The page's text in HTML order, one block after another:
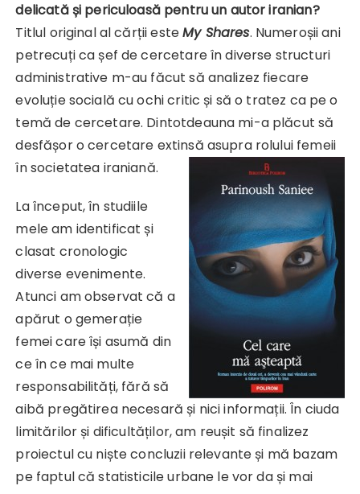
delicată și periculoasă pentru un autor iranian?
Titlul original al cărții esteMy Shares. Numeroșii ani
petrecuți ca șef de cercetare în diverse structuri
administrative m-au făcut să analizez fiecare
evoluție socială cu ochi critic și să o tratez ca pe o
temă de cercetare. Dintotdeauna mi-a plăcut să
desfășor o cercetare extinsă asupra rolului femeii
în societatea iraniană.
La început, în studiile
mele am identificat și
clasat cronologic
diverse evenimente.
Atunci am observat că a
apărut o gemerație
femei care își asumă din
ce în ce mai multe
responsabilități, fără să
aibă pregătirea necesară și nici informații. În ciuda
limitărilor și dificultăților, am reușit să finalizez
proiectul cu niște concluzii relevante și mă bazam
pe faptul că statisticile urbane le vor da și mai